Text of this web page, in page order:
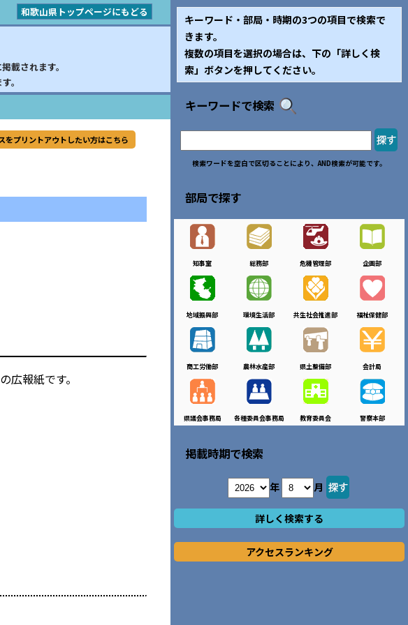
和歌山県トップページにもどる
載されます。
。
をプリントアウトしたい方はこちら
広報紙です。
キーワード・部局・時期の3つの項目で検索で
きます。
複数の項目を選択の場合は、下の「詳しく検
索」ボタンを押してください。
キーワードで検索
検索ワードを空白で区切ることにより、AND検索が可能です。
部局で探す
知事室 総務部 危機管理部 企画部
地域振興部 環境生活部 共生社会推進部 福祉保健部
商工労働部 農林水産部 県土整備部 会計局
県議会事務局 各種委員会事務局 教育委員会 警察本部
掲載時期で検索
年 月
詳しく検索する
アクセスランキング